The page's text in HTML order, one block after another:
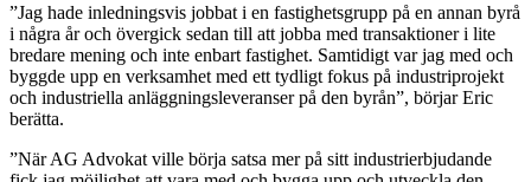
”Jag hade inledningsvis jobbat i en fastighetsgrupp på en annan byrå
i några år och övergick sedan till att jobba med transaktioner i lite
bredare mening och inte enbart fastighet. Samtidigt var jag med och
byggde upp en verksamhet med ett tydligt fokus på industriprojekt
och industriella anläggningsleveranser på den byrån”, börjar Eric
berätta.
”När AG Advokat ville börja satsa mer på sitt industrierbjudande